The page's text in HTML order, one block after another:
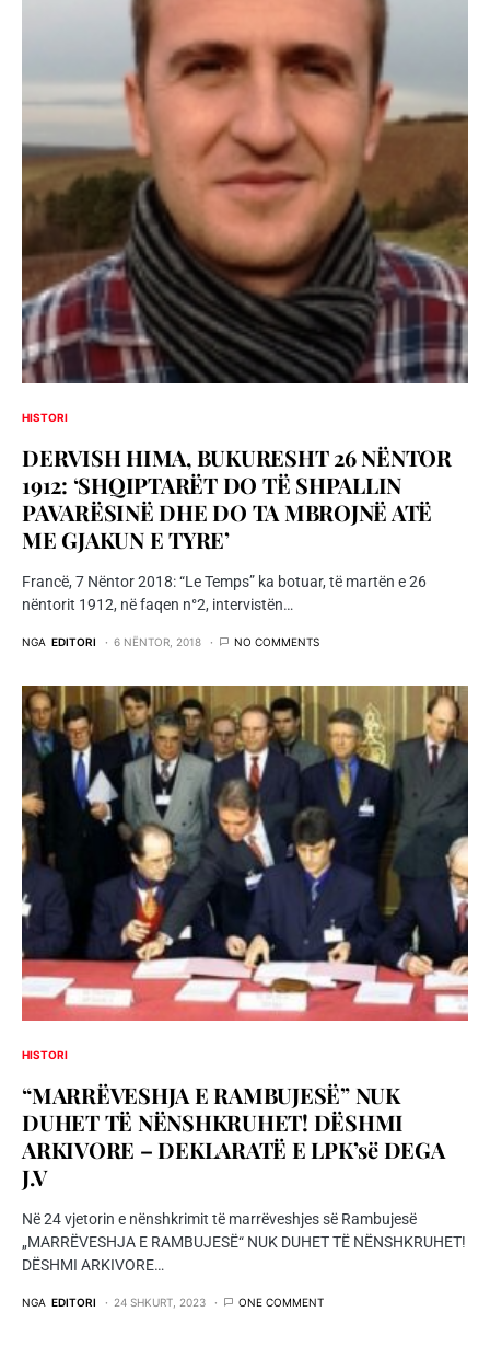
HISTORI
DERVISH HIMA, BUKURESHT 26 NËNTOR
1912: ‘SHQIPTARËT DO TË SHPALLIN
PAVARËSINË DHE DO TA MBROJNË ATË
ME GJAKUN E TYRE’
Francë, 7 Nëntor 2018: “Le Temps” ka botuar, të martën e 26
nëntorit 1912, në faqen n°2, intervistën…
NGA EDITORI 6 NËNTOR, 2018 NO COMMENTS
HISTORI
“MARRËVESHJA E RAMBUJESË” NUK
DUHET TË NËNSHKRUHET! DËSHMI
ARKIVORE – DEKLARATË E LPK’së DEGA
J.V
Në 24 vjetorin e nënshkrimit të marrëveshjes së Rambujesë
„MARRËVESHJA E RAMBUJESË“ NUK DUHET TË NËNSHKRUHET!
DËSHMI ARKIVORE…
NGA EDITORI 24 SHKURT, 2023 ONE COMMENT